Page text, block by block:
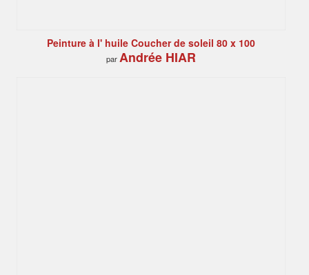
Peinture à l' huile Coucher de soleil 80 x 100
parAndrée HIAR